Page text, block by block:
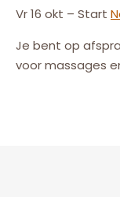
Vr 16 okt – Start
Je bent op
voor massages